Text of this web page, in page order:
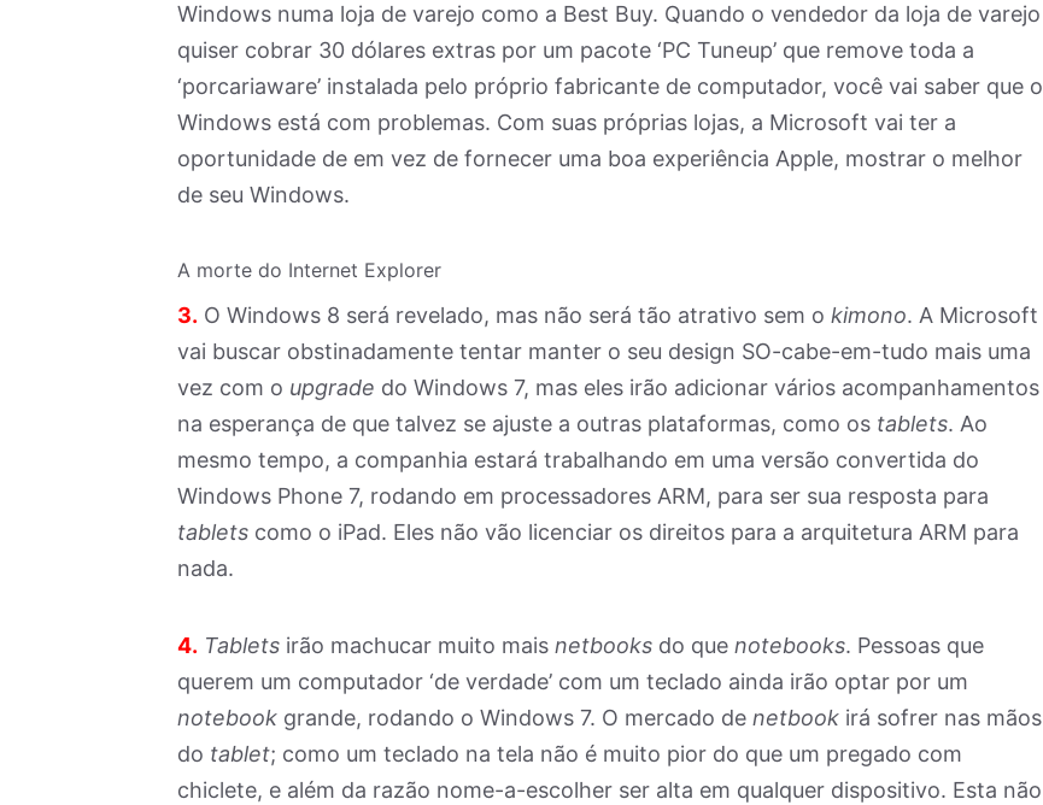
Windows numa loja de varejo como a Best Buy. Quando o vendedor da loja de varejo
quiser cobrar 30 dólares extras por um pacote ‘PC Tuneup’ que remove toda a
‘porcariaware’ instalada pelo próprio fabricante de computador, você vai saber que o
Windows está com problemas. Com suas próprias lojas, a Microsoft vai ter a
oportunidade de em vez de fornecer uma boa experiência Apple, mostrar o melhor
de seu Windows.
A morte do Internet Explorer
3. O Windows 8 será revelado, mas não será tão atrativo sem o kimono. A Microsoft
vai buscar obstinadamente tentar manter o seu design SO-cabe-em-tudo mais uma
vez com o upgrade do Windows 7, mas eles irão adicionar vários acompanhamentos
na esperança de que talvez se ajuste a outras plataformas, como os tablets. Ao
mesmo tempo, a companhia estará trabalhando em uma versão convertida do
Windows Phone 7, rodando em processadores ARM, para ser sua resposta para
tablets como o iPad. Eles não vão licenciar os direitos para a arquitetura ARM para
nada.
4. Tablets irão machucar muito mais netbooks do que notebooks. Pessoas que
querem um computador ‘de verdade’ com um teclado ainda irão optar por um
notebook grande, rodando o Windows 7. O mercado de netbook irá sofrer nas mãos
do tablet; como um teclado na tela não é muito pior do que um pregado com
chiclete, e além da razão nome-a-escolher ser alta em qualquer dispositivo. Esta não